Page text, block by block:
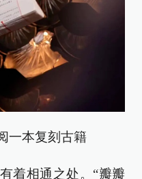
一本复刻古籍
着相通之处。“瓣瓣